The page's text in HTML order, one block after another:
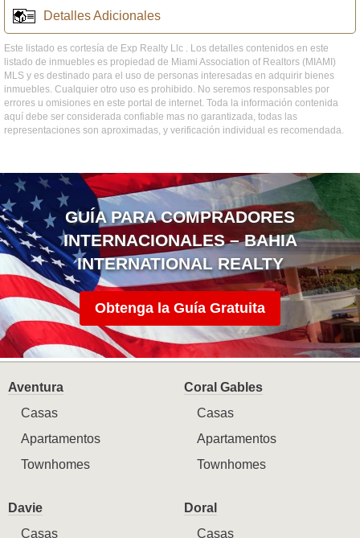
Detalles Adicionales
Este listado es cortesía de Exp Realty Llc . Los detalles contenidos en este
listado de inmuebles es propiedad de Miami Association of Realtors (MIAMI)
MLS y es destinado para el uso de personas interesadas en adquirir bienes
inmuebles. Cualquier otro uso es prohibido. No seremos responsables por
errores u omisiones en este portal de internet. Toda la información contenida
aquí debe ser considerada confiable mas no garantizada, todas las
representaciones son aproximadas, y verificación individual es recomendada.
GUÍA PARA COMPRADORES
INTERNACIONALES – BAHIA
INTERNATIONAL REALTY
Obtenga la Guía Gratuita
Aventura
Casas
Apartamentos
Townhomes
Coral Gables
Casas
Apartamentos
Townhomes
Davie
Casas
Doral
Casas